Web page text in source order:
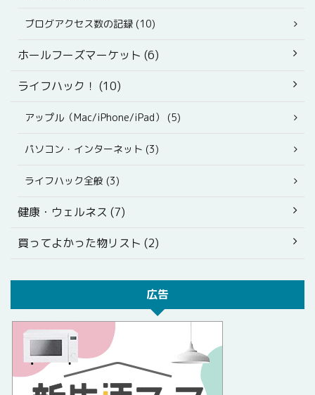
ブログアクセス数の記録 (10)
ホールフーズマーケット (6)
ライフハック！ (10)
アップル（Mac/iPhone/iPad） (5)
パソコン・インターネット (3)
ライフハック全般 (3)
健康・ウェルネス (7)
買ってよかった物リスト (2)
広告